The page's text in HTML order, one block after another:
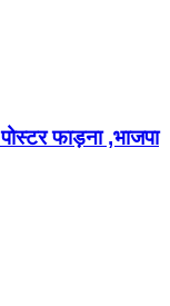
फाड़ना ,भाजपा